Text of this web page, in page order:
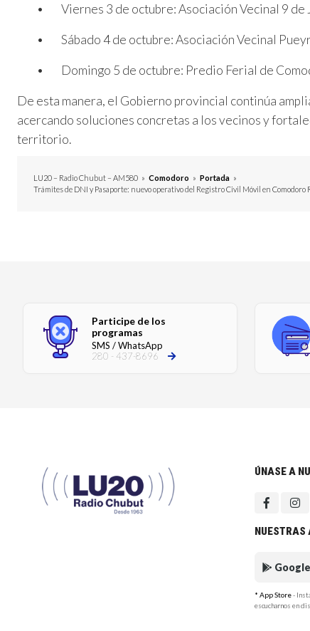
• Viernes 3 de octubre: Asociación Vecinal 9 de
• Sábado 4 de octubre: Asociación Vecinal
• Domingo 5 de octubre: Predio Ferial de
De esta manera, el Gobierno provincial continúa
acercando soluciones concretas a los vecinos y
territorio.
LU20 – Radio Chubut – AM580 » Comodoro » Portada »
Trámites de DNI y Pasaporte: nuevo operativo del Registro Civil Móvil en Comodoro
Participe de los
programas
SMS / WhatsApp
280 - 437-8696
ÚNASE A
NUESTRAS
* App Store-
escucharnos en